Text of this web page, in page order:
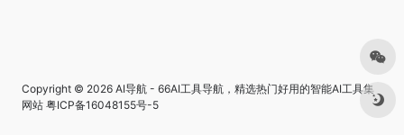
Copyright © 2026 AI导航 - 66AI工具导航，精选热门好用的智能AI工具集
网站 粤ICP备16048155号-5